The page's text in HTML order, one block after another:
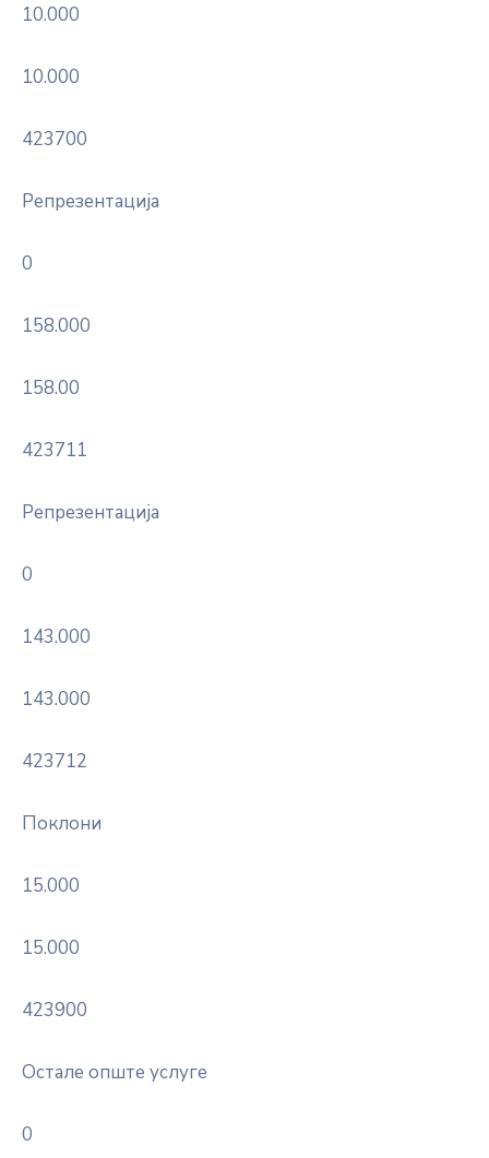
10.000
10.000
423700
Репрезентација
0
158.000
158.00
423711
Репрезентација
0
143.000
143.000
423712
Поклони
15.000
15.000
423900
Остале опште услуге
0